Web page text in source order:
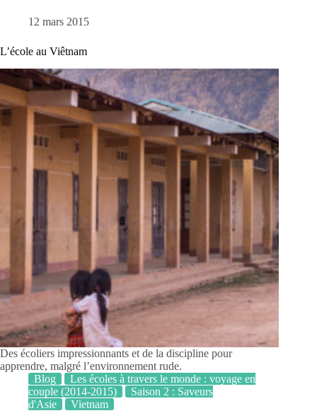
12 mars 2015
L’école au Viêtnam
Des écoliers impressionnants et de la discipline pour
apprendre, malgré l’environnement rude.
Blog
Les écoles à travers le monde : voyage en
couple (2014-2015)
Saison 2 : Saveurs
d'Asie
Vietnam